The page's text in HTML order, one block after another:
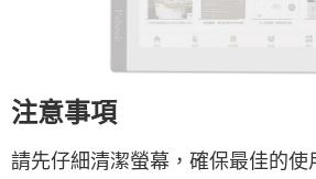
注意事項
請先仔細清潔螢幕，確保最佳的使